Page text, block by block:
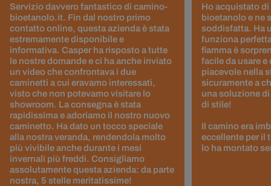
Servizio davvero fantastico di camino-
bioetanolo.it. Fin dal nostro primo
contatto online, questa azienda è stata
estremamente disponibile e
informativa. Casper ha risposto a tutte
le nostre domande e ci ha anche inviato
un video che confrontava i due
caminetti a cui eravamo interessati,
visto che non potevamo visitare lo
showroom. La consegna è stata
rapidissima e adoriamo il nostro nuovo
caminetto. Ha dato un tocco speciale
alla nostra veranda, rendendola molto
più vivibile anche durante i mesi
invernali più freddi. Consigliamo
assolutamente questa azienda: da parte
nostra, 5 stelle meritatissime!
Ho acquistato di
bioetanolo e ne
soddisfatta. Ha
funziona
fiamma è
facile da usare e
piacevole nella
sicuramente a
una soluzione
di stile!
Il camino era
eccellente per il
lo ha montato